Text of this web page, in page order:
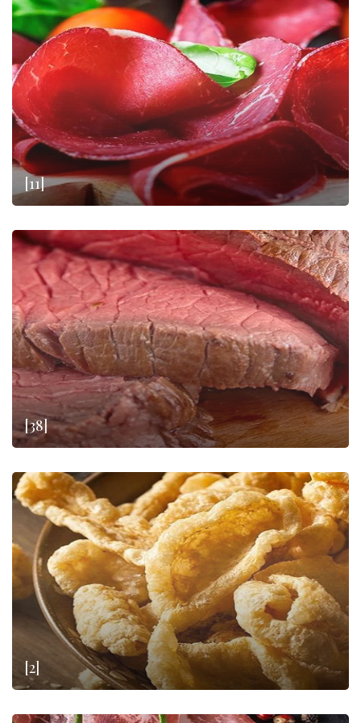
er det næsten svært at vælge, givet den enorme mængde af
førsteklasses pølser, som vores smukke land er hjemland og
producent af.
[11]
[38]
[2]